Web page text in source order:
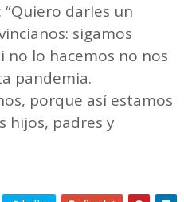
darles un
sigamos
no lo hacemos no nos
pandemia.
porque así estamos
hijos, padres y